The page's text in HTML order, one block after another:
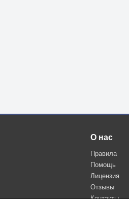
О нас
Правила
Помощь
Лицензия
Отзывы